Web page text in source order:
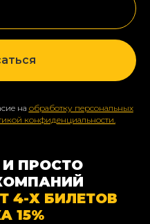
на обработку персональных
конфиденциальности.
ПРОСТО
4-Х БИЛЕТОВ
15%